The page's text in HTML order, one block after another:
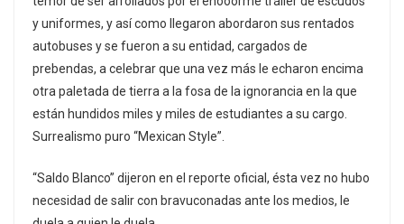
y uniformes, y así como llegaron abordaron sus rentados
autobuses y se fueron a su entidad, cargados de
prebendas, a celebrar que una vez más le echaron encima
otra paletada de tierra a la fosa de la ignorancia en la que
están hundidos miles y miles de estudiantes a su cargo.
Surrealismo puro “Mexican Style”.
“Saldo Blanco” dijeron en el reporte oficial, ésta vez no hubo
necesidad de salir con bravuconadas ante los medios, le